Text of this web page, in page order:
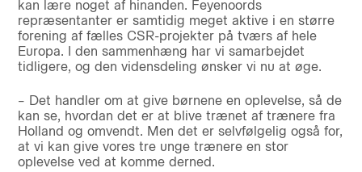
kan lære noget af hinanden. Feyenoords
repræsentanter er samtidig meget aktive i en større
forening af fælles CSR-projekter på tværs af hele
Europa. I den sammenhæng har vi samarbejdet
tidligere, og den vidensdeling ønsker vi nu at øge.
– Det handler om at give børnene en oplevelse, så de
kan se, hvordan det er at blive trænet af trænere fra
Holland og omvendt. Men det er selvfølgelig også for,
at vi kan give vores tre unge trænere en stor
oplevelse ved at komme derned.